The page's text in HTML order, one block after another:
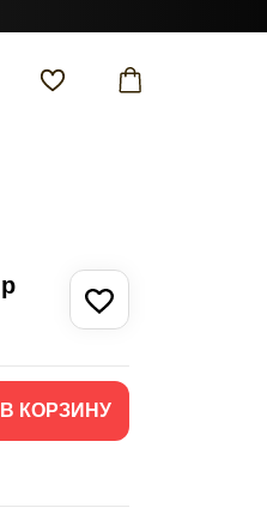
В КОРЗИНУ